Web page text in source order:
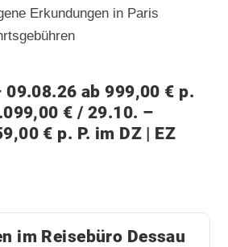
Erkundungen in Paris
ab 999,00 € p.
€ / 29.10. –
€ p. P. im DZ | EZ
im Reisebüro Dessau